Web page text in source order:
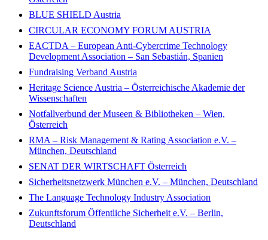
BLUE SHIELD Austria
CIRCULAR ECONOMY FORUM AUSTRIA
EACTDA – European Anti-Cybercrime Technology
Development Association – San Sebastián, Spanien
Fundraising Verband Austria
Heritage Science Austria – Österreichische Akademie der
Wissenschaften
Notfallverbund der Museen & Bibliotheken – Wien,
Österreich
RMA – Risk Management & Rating Association e.V. –
München, Deutschland
SENAT DER WIRTSCHAFT Österreich
Sicherheitsnetzwerk München e.V. – München, Deutschland
The Language Technology Industry Association
Zukunftsforum Öffentliche Sicherheit e.V. – Berlin,
Deutschland